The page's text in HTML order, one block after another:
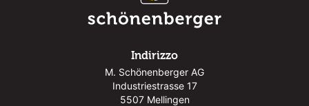
Indirizzo
M. Schönenberger AG
Industriestrasse 17
5507 Mellingen